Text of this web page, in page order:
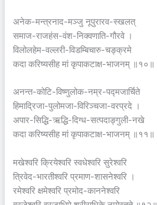
अनेक-मन्त्रनाद-मञ्जु नूपुरारव-स्खलत्
समाज-राजहंस-वंश-निक्वणाति-गौरवे ।
विलोलहेम-वल्लरी-विडम्बिचारु-चङ्क्रमे
कदा करिष्यसीह मां कृपाकटाक्ष-भाजनम् ॥१०॥
अनन्त-कोटि-विष्णुलोक-नम्र-पद्मजार्चिते
हिमाद्रिजा-पुलोमजा-विरिञ्चजा-वरप्रदे ।
अपार-सिद्धि-ऋद्धि-दिग्ध-सत्पदाङ्गुली-नखे
कदा करिष्यसीह मां कृपाकटाक्ष-भाजनम् ॥११॥
मखेश्वरि क्रियेश्वरि स्वधेश्वरि सुरेश्वरि
त्रिवेद-भारतीश्वरि प्रमाण-शासनेश्वरि ।
रमेश्वरि क्षमेश्वरि प्रमोद-काननेश्वरि